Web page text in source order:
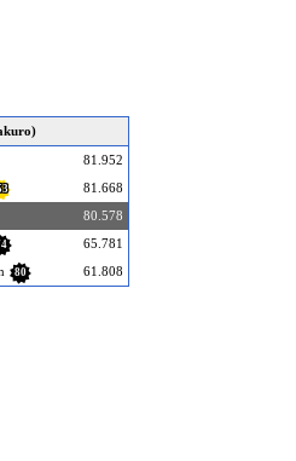
81.952
81.668
80.578
65.781
80 61.808